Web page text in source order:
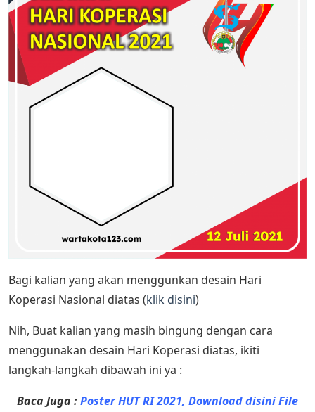
Bagi kalian yang akan menggunkan desain Hari
Koperasi Nasional diatas (klik disini)
Nih, Buat kalian yang masih bingung dengan cara
menggunakan desain Hari Koperasi diatas, ikiti
langkah-langkah dibawah ini ya :
Baca Juga :Poster HUT RI 2021, Download disini File